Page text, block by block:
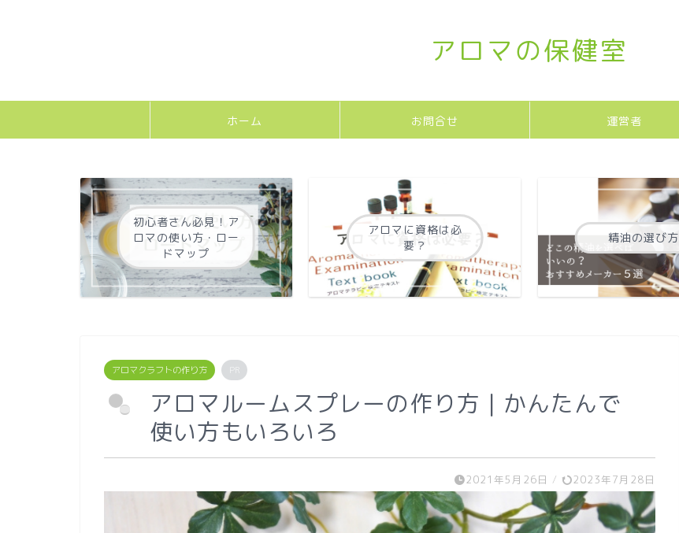
アロマの保健室
ホーム お問合せ 運営者
初心者さん必見！ア
ロマの使い方・ロー
ドマップ
アロマに資格は必
要？
精油の選び方
アロマクラフトの作り方 PR
アロマルームスプレーの作り方 | かんたんで
使い方もいろいろ
2021年5月26日 / 2023年7月28日